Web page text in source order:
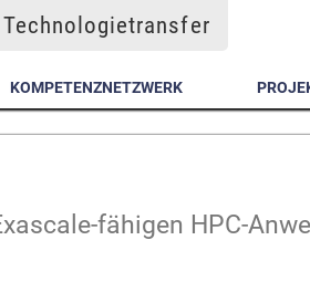
KOMPETENZNETZWERK
fähigen HPC-